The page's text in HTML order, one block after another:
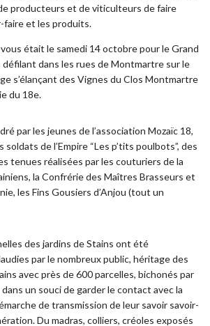
producteurs et de viticulteurs de faire
faire et les produits.
était le samedi 14 octobre pour le Grand
dans les rues de Montmartre sur le
s’élançant des Vignes du Clos Montmartre
du 18e.
par les jeunes de l’association Mozaïc 18,
de l’Empire “Les p’tits poulbots”, des
tenues réalisées par les couturiers de la
la Confrérie des Maîtres Brasseurs et
les Fins Gousiers d’Anjou (tout un
des jardins de Stains ont été
par le nombreux public, héritage des
avec près de 600 parcelles, bichonés par
un souci de garder le contact avec la
de transmission de leur savoir savoir-
Du madras, colliers, créoles exposés